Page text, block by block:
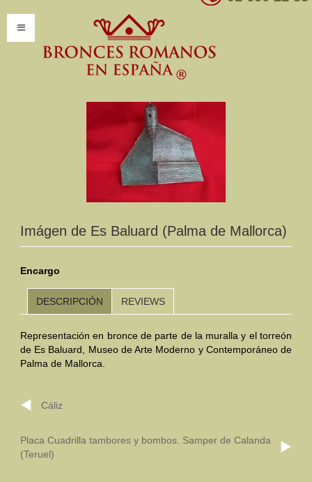
INFORMACIÓN
Introducción
Presentación
Modelos por encargo
CATÁLOGO
Mundo Romano
Mundo Íbero
Otras Civilizaciones
Musée Départemental Arlés Antique. Arlés (Francia)
Imágen de Es Baluard (Palma de Mallorca)
Encargo
DESCRIPCIÓN REVIEWS
Representación en bronce de parte de la muralla y el torreón
de Es Baluard, Museo de Arte Moderno y Contemporáneo de
Palma de Mallorca.
Cáliz
Placa Cuadrilla tambores y bombos. Samper de Calanda
(Teruel)